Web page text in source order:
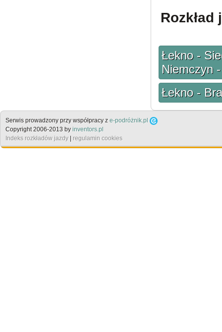
Rozkład
Łekno -
Niemczyn
Łekno -
Serwis prowadzony przy współpracy z e-podróżnik.pl
Copyright 2006-2013 by inventors.pl
Indeks rozkładów jazdy
regulamin cookies